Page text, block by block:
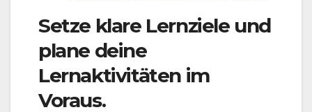
Setze klare Lernziele und
plane deine
Lernaktivitäten im
Voraus.